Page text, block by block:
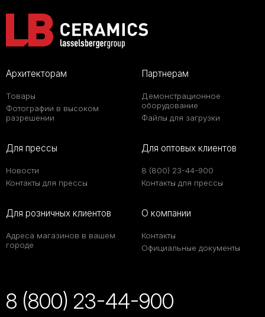
Архитекторам
Товары
Фотографии в высоком
разрешении
Партнерам
Демонстрационное
оборудование
Файлы для загрузки
Для прессы
Новости
Контакты для прессы
Для оптовых клиентов
8 (800) 23-44-900
Контакты для прессы
Для розничных клиентов
Адреса магазинов в вашем
городе
О компании
Контакты
Официальные документы
8 (800) 23-44-900